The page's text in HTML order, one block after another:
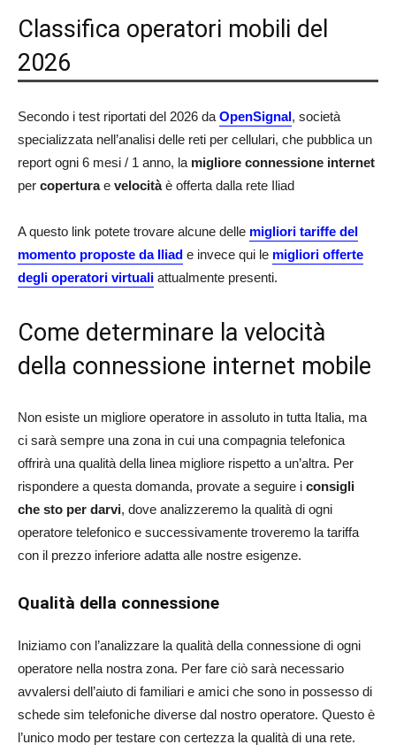
Classifica operatori mobili del
2026
Secondo i test riportati del 2026 da OpenSignal, società
specializzata nell’analisi delle reti per cellulari, che pubblica un
report ogni 6 mesi / 1 anno, la migliore connessione internet
per coperturae velocitàè offerta dalla rete Iliad
A questo link potete trovare alcune delle migliori tariffe del
momento proposte da Iliad e invece qui le migliori offerte
degli operatori virtuali attualmente presenti.
Come determinare la velocità
della connessione internet mobile
Non esiste un migliore operatore in assoluto in tutta Italia, ma
ci sarà sempre una zona in cui una compagnia telefonica
offrirà una qualità della linea migliore rispetto a un’altra. Per
rispondere a questa domanda, provate a seguire i consigli
che sto per darvi, dove analizzeremo la qualità di ogni
operatore telefonico e successivamente troveremo la tariffa
con il prezzo inferiore adatta alle nostre esigenze.
Qualità della connessione
Iniziamo con l’analizzare la qualità della connessione di ogni
operatore nella nostra zona. Per fare ciò sarà necessario
avvalersi dell’aiuto di familiari e amici che sono in possesso di
schede sim telefoniche diverse dal nostro operatore. Questo è
l’unico modo per testare con certezza la qualità di una rete.